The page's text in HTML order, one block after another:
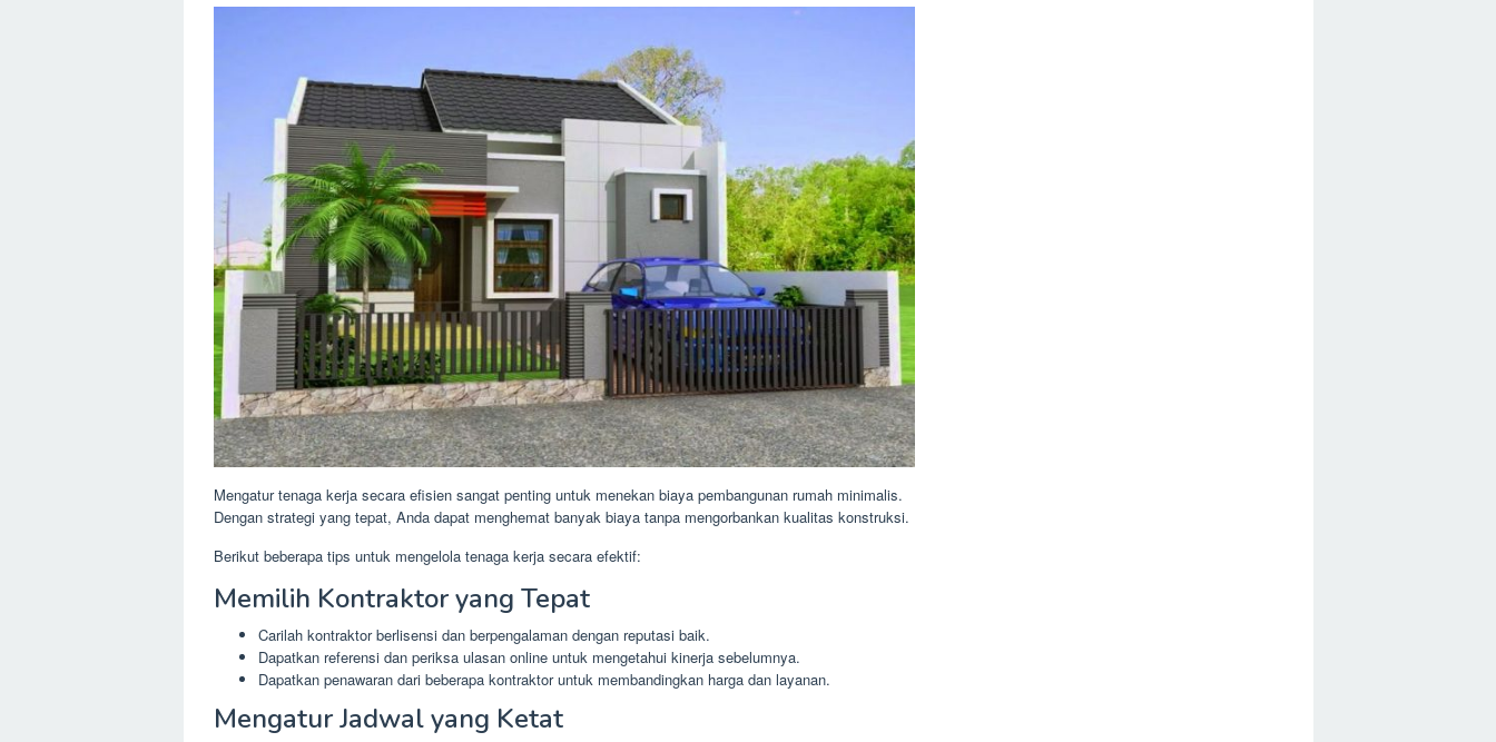
Mengatur tenaga kerja secara efisien sangat penting untuk menekan biaya pembangunan rumah minimalis.
Dengan strategi yang tepat, Anda dapat menghemat banyak biaya tanpa mengorbankan kualitas konstruksi.
Berikut beberapa tips untuk mengelola tenaga kerja secara efektif:
Memilih Kontraktor yang Tepat
Carilah kontraktor berlisensi dan berpengalaman dengan reputasi baik.
Dapatkan referensi dan periksa ulasan online untuk mengetahui kinerja sebelumnya.
Dapatkan penawaran dari beberapa kontraktor untuk membandingkan harga dan layanan.
Mengatur Jadwal yang Ketat